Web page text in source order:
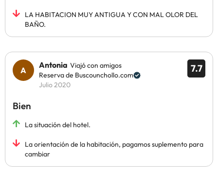
LA HABITACION MUY ANTIGUA Y CON MAL OLOR DEL
BAÑO.
7.7
Antonia Viajó con amigos
Reserva de Buscounchollo.com
Julio 2020
Bien
La situación del hotel.
La orientación de la habitación, pagamos suplemento para
cambiar